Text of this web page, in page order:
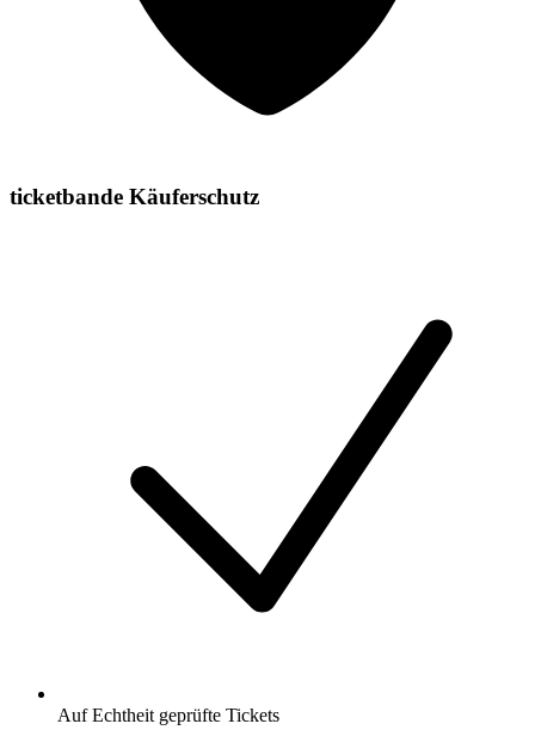
ticketbande Käuferschutz
Auf Echtheit geprüfte Tickets